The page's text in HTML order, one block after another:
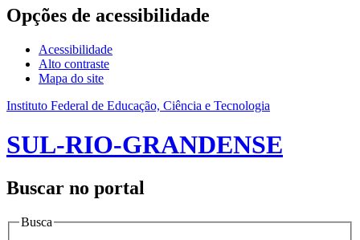
Opções de acessibilidade
Acessibilidade
Alto contraste
Mapa do site
Instituto Federal de Educação, Ciência e Tecnologia
SUL-RIO-GRANDENSE
Buscar no portal
Busca